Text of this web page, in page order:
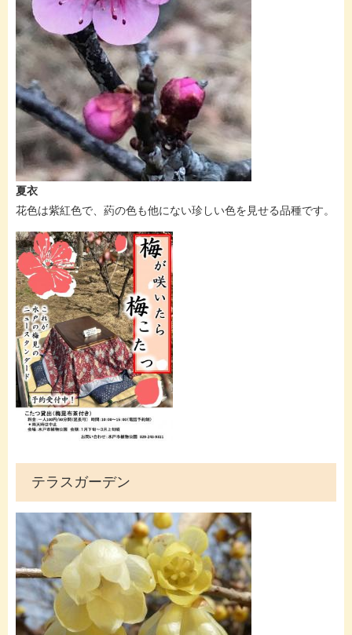
夏衣
花色は紫紅色で、葯の色も他にない珍しい色を見せる品種です。​
テラスガーデン